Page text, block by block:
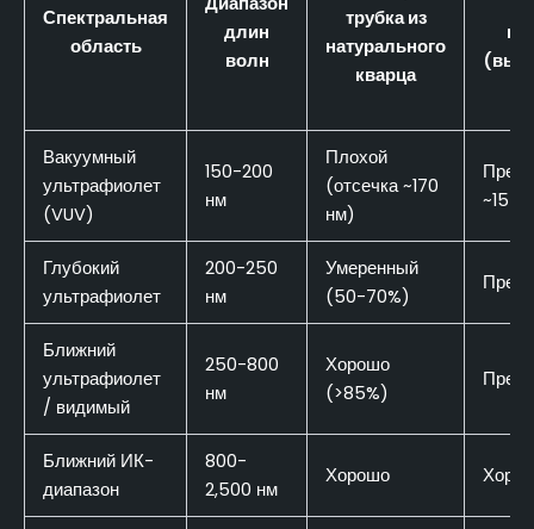
Спектральная
область
длин
волн
трубка из
натурального
кварца
Вакуумный
ультрафиолет
(VUV)
150-200
нм
Плохой
(отсечка ~170
нм)
~155
Глубокий
ультрафиолет
200-250
нм
Умеренный
(50-70%)
Ближний
ультрафиолет
/ видимый
250-800
нм
Хорошо
(>85%)
Ближний ИК-
диапазон
800-
2,500 нм
Хорошо